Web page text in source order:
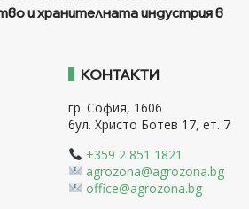
и хранителната индустрия в
КОНТАКТИ
гр. София, 1606
бул. Христо Ботев 17, ет. 7
+359 2 851 1821
agrozona@agrozona.bg
office@agrozona.bg